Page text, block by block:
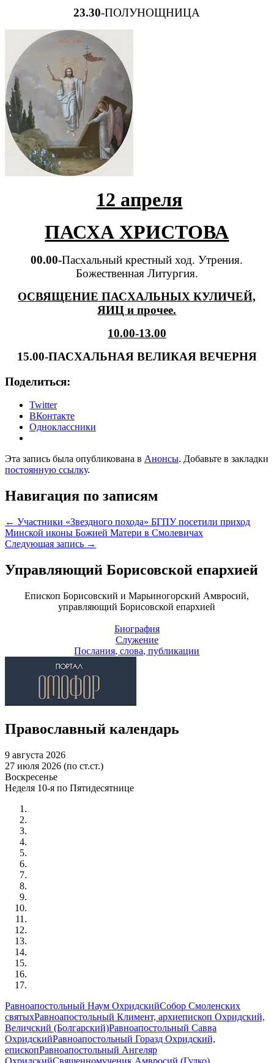
23.30-ПОЛУНОЩНИЦА
12 апреля
ПАСХА ХРИСТОВА
00.00-Пасхальный крестный ход. Утрения.
Божественная Литургия.
ОСВЯЩЕНИЕ ПАСХАЛЬНЫХ КУЛИЧЕЙ,
ЯИЦ и прочее.
10.00-13.00
15.00-ПАСХАЛЬНАЯ ВЕЛИКАЯ ВЕЧЕРНЯ
Поделиться:
Twitter
ВКонтакте
Одноклассники
Эта запись была опубликована в Анонсы. Добавьте в закладки
постоянную ссылку.
Навигация по записям
← Участники «Звездного похода» БГПУ посетили приход
Минской иконы Божией Матери в Смолевичах
Следующая запись →
Управляющий Борисовской епархией
Епископ Борисовский и Марьиногорский Амвросий,
управляющий Борисовской епархией
Биография
Служение
Послания, слова, публикации
Православный календарь
9 августа 2026
27 июля 2026 (по ст.ст.)
Воскресенье
Неделя 10-я по Пятидесятнице
Равноапостольный Наум ОхридскийСобор Смоленских
святыхРавноапостольный Климент, архиепископ Охридский,
Величский (Болгарский)Равноапостольный Савва
ОхридскийРавноапостольный Горазд Охридский,
епископРавноапостольный Ангеляр
ОхридскийСвященномученик Амвросий (Гудко),